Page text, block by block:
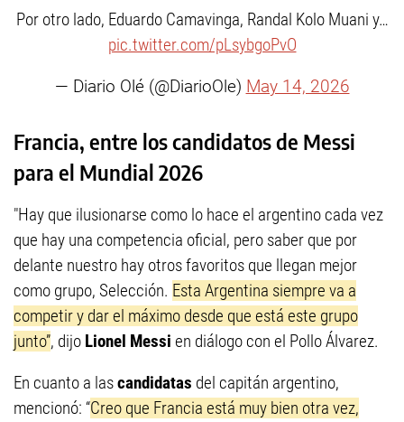
Por otro lado, Eduardo Camavinga, Randal Kolo Muani y…
pic.twitter.com/pLsybgoPvO
— Diario Olé (@DiarioOle) May 14, 2026
Francia, entre los candidatos de Messi
para el Mundial 2026
"Hay que ilusionarse como lo hace el argentino cada vez
que hay una competencia oficial, pero saber que por
delante nuestro hay otros favoritos que llegan mejor
como grupo, Selección. Esta Argentina siempre va a
competir y dar el máximo desde que está este grupo
junto”, dijo Lionel Messi en diálogo con el Pollo Álvarez.
En cuanto a lascandidatas del capitán argentino,
mencionó: “Creo que Francia está muy bien otra vez,